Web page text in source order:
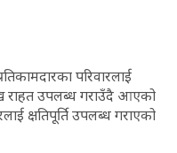
परिवारलाई
राहत उपलब्ध गराउँदै आएको
क्षतिपूर्ति उपलब्ध गराएको